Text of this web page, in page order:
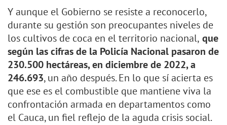
Y aunque el Gobierno se resiste a reconocerlo,
durante su gestión son preocupantes niveles de
los cultivos de coca en el territorio nacional, que
según las cifras de la Policía Nacional pasaron de
230.500 hectáreas, en diciembre de 2022, a
246.693, un año después. En lo que sí acierta es
que ese es el combustible que mantiene viva la
confrontación armada en departamentos como
el Cauca, un fiel reflejo de la aguda crisis social.